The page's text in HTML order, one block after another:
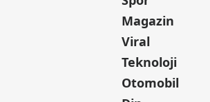
Magazin
Viral
Teknoloji
Otomobil